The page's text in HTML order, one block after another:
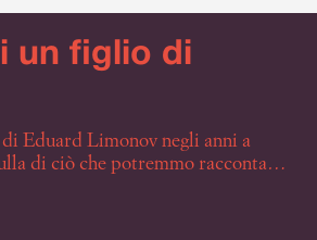
un figlio di
Eduard Limonov negli anni a
di ciò che potremmo raccontare
della sua personale
però è stato, in primo luogo, un